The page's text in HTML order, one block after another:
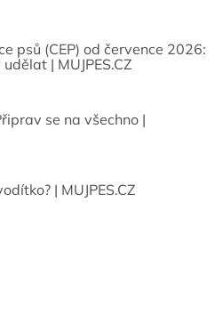
psů (CEP) od července 2026:
| MUJPES.CZ
se na všechno |
| MUJPES.CZ